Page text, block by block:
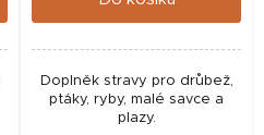
Doplněk stravy pro drůbež,
ptáky, ryby, malé savce a
plazy.